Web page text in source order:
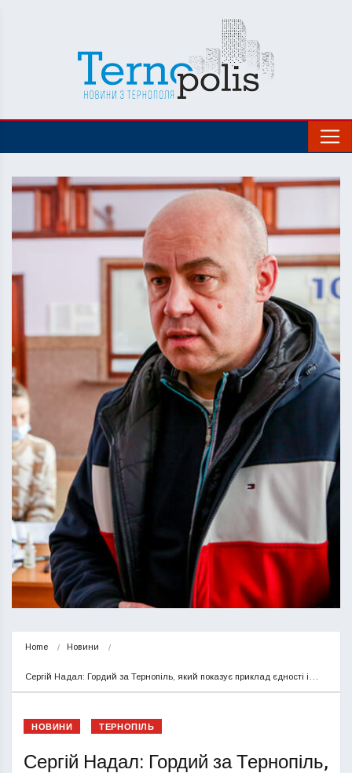
Home Новини
Сергій Надал: Гордий за Тернопіль, який показує приклад єдності і…
НОВИНИ ТЕРНОПІЛЬ
Сергій Надал: Гордий за Тернопіль,